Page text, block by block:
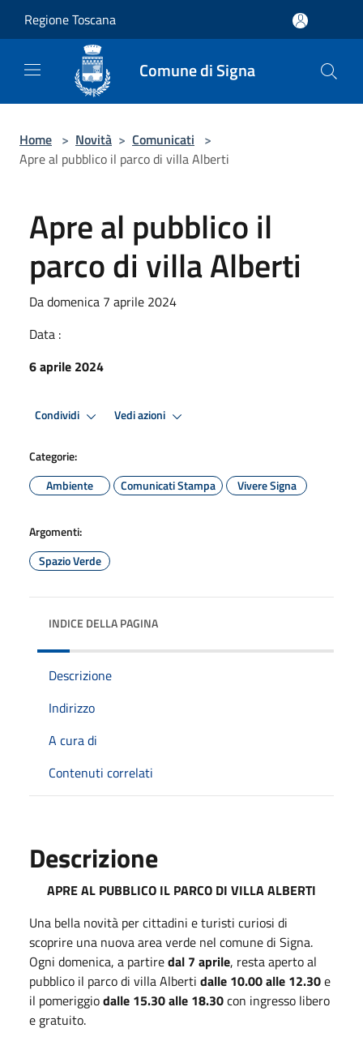
Regione Toscana
Comune di Signa
Home > Novità > Comunicati >
Apre al pubblico il parco di villa Alberti
Apre al pubblico il
parco di villa Alberti
Da domenica 7 aprile 2024
Data :
6 aprile 2024
Condividi Vedi azioni
Categorie:
Ambiente
Comunicati Stampa Vivere Signa
Argomenti:
Spazio Verde
INDICE DELLA PAGINA
Descrizione
Indirizzo
A cura di
Contenuti correlati
Descrizione
APRE AL PUBBLICO IL PARCO DI VILLA ALBERTI
Una bella novità per cittadini e turisti curiosi di
scoprire una nuova area verde nel comune di Signa.
Ogni domenica, a partiredal 7 aprile, resta aperto al
pubblico il parco di villa Alberti dalle 10.00 alle 12.30e
il pomeriggiodalle 15.30 alle 18.30con ingresso libero
e gratuito.